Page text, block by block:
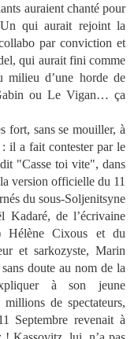
auraient chanté pour
qui aurait rejoint la
par conviction et
qui aurait fini comme
d’une horde de
ou Le Vigan… ça
fort, sans se mouiller, à
il a fait contester par le
"Casse toi vite", dans
version officielle du 11
du sous-Soljenitsyne
Kadaré, de l’écrivaine
Hélène Cixous et du
et sarkozyste, Marin
doute au nom de la
à son jeune
de spectateurs,
Septembre revenait à